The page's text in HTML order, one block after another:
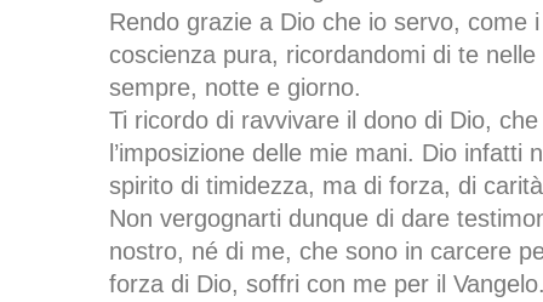
Rendo grazie a Dio che io servo, come
coscienza pura, ricordandomi di te
sempre, notte e giorno.
Ti ricordo di ravvivare il dono di Dio,
l’imposizione delle mie mani. Dio infatti
spirito di timidezza, ma di forza, di
Non vergognarti dunque di dare
nostro, né di me, che sono in carcere
forza di Dio, soffri con me per il